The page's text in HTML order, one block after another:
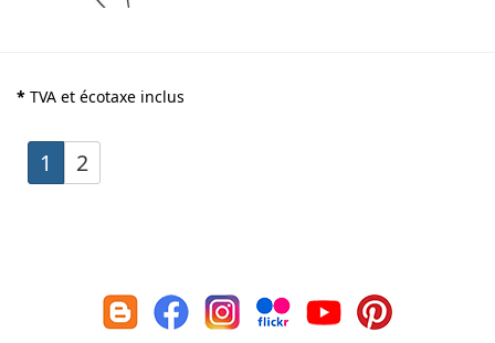
* TVA et écotaxe inclus
1 2